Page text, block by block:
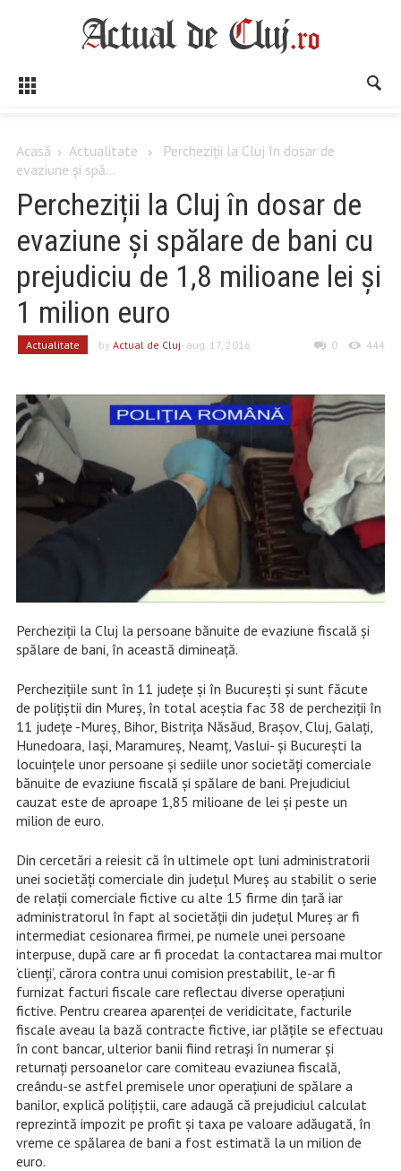
Acasă Actualitate
Percheziții la Cluj în dosar de
evaziune și spă...
Percheziții la Cluj în dosar de
evaziune și spălare de bani cu
prejudiciu de 1,8 milioane lei și
1 milion euro
Actualitate by Actual de Cluj- aug. 17, 2016 0 444
Percheziții la Cluj la persoane bănuite de evaziune fiscală și
spălare de bani, în această dimineață.
Perchezițiile sunt în 11 județe și în București și sunt făcute
de polițiștii din Mureș, în total aceștia fac 38 de percheziții în
11 județe -Mureș, Bihor, Bistrița Năsăud, Brașov, Cluj, Galați,
Hunedoara, Iași, Maramureș, Neamț, Vaslui- și București la
locuințele unor persoane și sediile unor societăți comerciale
bănuite de evaziune fiscală și spălare de bani. Prejudiciul
cauzat este de aproape 1,85 milioane de lei și peste un
milion de euro.
Din cercetări a reiesit că în ultimele opt luni administratorii
unei societăți comerciale din județul Mureș au stabilit o serie
de relații comerciale fictive cu alte 15 firme din țară iar
administratorul în fapt al societății din județul Mureș ar fi
intermediat cesionarea firmei, pe numele unei persoane
interpuse, după care ar fi procedat la contactarea mai multor
‘clienți’, cărora contra unui comision prestabilit, le-ar fi
furnizat facturi fiscale care reflectau diverse operațiuni
fictive. Pentru crearea aparenței de veridicitate, facturile
fiscale aveau la bază contracte fictive, iar plățile se efectuau
în cont bancar, ulterior banii fiind retrași în numerar și
returnați persoanelor care comiteau evaziunea fiscală,
creându-se astfel premisele unor operațiuni de spălare a
banilor, explică polițiștii, care adaugă că prejudiciul calculat
reprezintă impozit pe profit și taxa pe valoare adăugată, în
vreme ce spălarea de bani a fost estimată la un milion de
euro.